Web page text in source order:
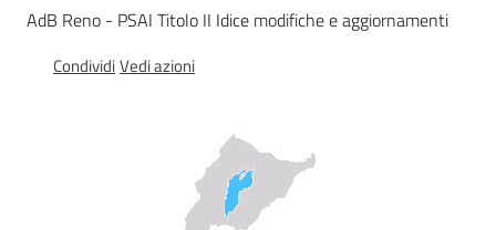
Documentazione
AdB Reno - PSAI Titolo II Idice modifiche e aggiornamenti
CondividiVedi azioni